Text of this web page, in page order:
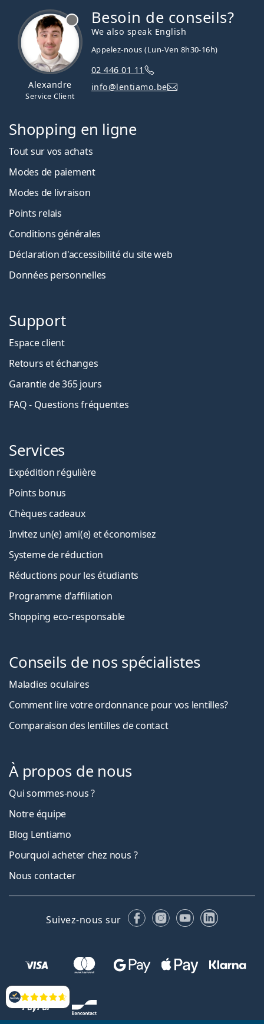
Évaluation
Alexandre
Service Client
Besoin de conseils?
We also speak English
Appelez-nous (Lun-Ven 8h30-16h)
02 446 01 11
info@lentiamo.be
Shopping en ligne
Tout sur vos achats
Modes de paiement
Modes de livraison
Points relais
Conditions générales
Déclaration d'accessibilité du site web
Données personnelles
Support
Espace client
Retours et échanges
Garantie de 365 jours
FAQ - Questions fréquentes
Services
Expédition régulière
Points bonus
Chèques cadeaux
Invitez un(e) ami(e) et économisez
Systeme de réduction
Réductions pour les étudiants
Programme d'affiliation
Shopping eco-responsable
Conseils de nos spécialistes
Maladies oculaires
Comment lire votre ordonnance pour vos lentilles?
Comparaison des lentilles de contact
À propos de nous
Qui sommes-nous ?
Notre équipe
Blog Lentiamo
Pourquoi acheter chez nous ?
Nous contacter
Suivez-nous sur FacebookInstagram
YouTubeLinkedIn